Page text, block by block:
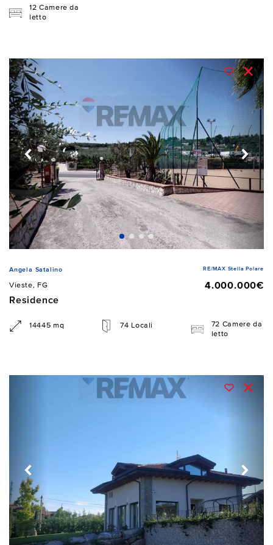
12 Camere da
letto
Angela Satalino RE/MAX Stella Polare
Vieste, FG
4.000.000€
Residence
14445 mq 74 Locali
72 Camere da
letto